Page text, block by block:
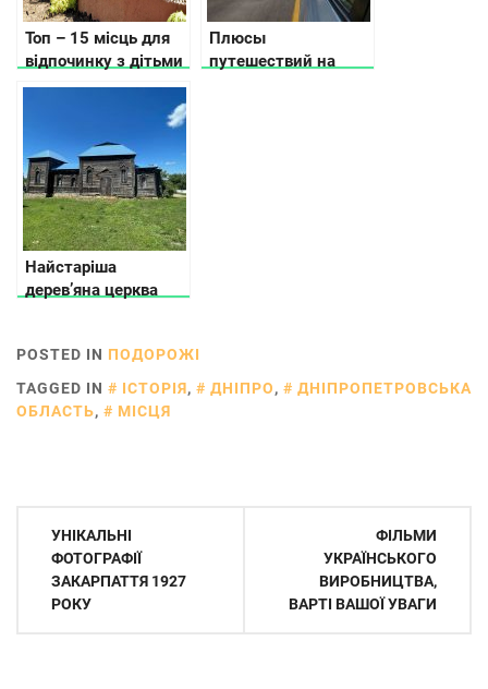
Топ – 15 місць для
відпочинку з дітьми
в Карпатах, куди
піти, що подивитись
Плюсы
путешествий на
Найстаріша
дерев’яна церква
POSTED IN ПОДОРОЖІ
TAGGED IN
ІСТОРІЯ, ДНІПРО,
ДНІПРОПЕТРОВСЬКА
ОБЛАСТЬ, МІСЦЯ
Навігація
записів
УНІКАЛЬНІ
ФОТОГРАФІЇ
ЗАКАРПАТТЯ 1927
РОКУ
ФІЛЬМИ
УКРАЇНСЬКОГО
ВИРОБНИЦТВА,
ВАРТІ ВАШОЇ УВАГИ